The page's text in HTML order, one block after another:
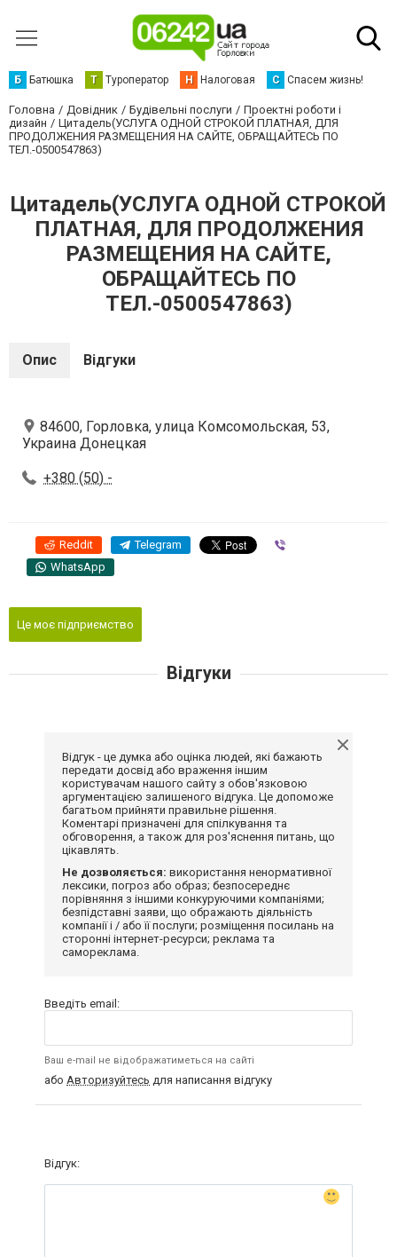
Б Батюшка Т Туроператор Н Налоговая С Спасем жизнь!
Головна Довідник Будівельні послуги
Проектні роботи і
дизайн
Цитадель(УСЛУГА ОДНОЙ СТРОКОЙ ПЛАТНАЯ, ДЛЯ
ПРОДОЛЖЕНИЯ РАЗМЕЩЕНИЯ НА САЙТЕ, ОБРАЩАЙТЕСЬ ПО
ТЕЛ.-0500547863)
Цитадель(УСЛУГА ОДНОЙ СТРОКОЙ
ПЛАТНАЯ, ДЛЯ ПРОДОЛЖЕНИЯ
РАЗМЕЩЕНИЯ НА САЙТЕ,
ОБРАЩАЙТЕСЬ ПО
ТЕЛ.-0500547863)
Опис Відгуки
84600, Горловка, улица Комсомольская, 53,
Украина Донецкая
+380 (50) -
Reddit Telegram
WhatsApp
Це моє підприємство
Відгуки
Відгук - це думка або оцінка людей, які бажають
передати досвід або враження іншим
користувачам нашого сайту з обов'язковою
аргументацією залишеного відгука. Це допоможе
багатьом прийняти правильне рішення.
Коментарі призначені для спілкування та
обговорення, а також для роз'яснення питань, що
цікавлять.
Не дозволяється: використання ненормативної
лексики, погроз або образ; безпосереднє
порівняння з іншими конкуруючими компаніями;
безпідставні заяви, що ображають діяльність
компанії і / або її послуги; розміщення посилань на
сторонні інтернет-ресурси; реклама та
самореклама.
Введіть email:
Ваш e-mail не відображатиметься на сайті
або Авторизуйтесь для написання відгуку
Відгук: